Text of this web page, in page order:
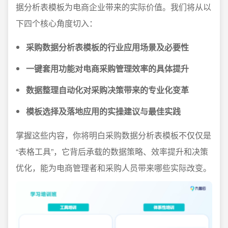
据分析表模板为电商企业带来的实际价值。我们将从以
下四个核心角度切入：
采购数据分析表模板的行业应用场景及必要性
一键套用功能对电商采购管理效率的具体提升
数据整理自动化对采购决策带来的专业化变革
模板选择及落地应用的实操建议与最佳实践
掌握这些内容，你将明白采购数据分析表模板不仅仅是
“表格工具”，它背后承载的数据策略、效率提升和决策
优化，能为电商管理者和采购人员带来哪些实际改变。